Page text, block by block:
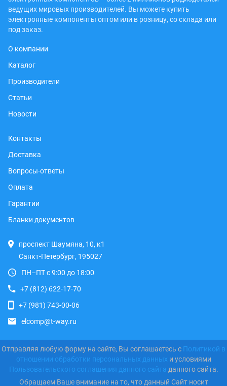
ведущих мировых производителей. Вы можете купить
электронные компоненты оптом или в розницу, со склада или
под заказ.
О компании
Каталог
Производители
Статьи
Новости
Контакты
Доставка
Вопросы-ответы
Оплата
Гарантии
Бланки документов
проспект Шаумяна, 10, к1
Санкт-Петербург, 195027
ПН–ПТ с 9:00 до 18:00
+7 (812) 622-17-70
+7 (981) 743-00-06
elcomp@t-way.ru
Отправляя любую форму на сайте, Вы соглашаетесь с Политикой в
отношении обработки персональных данных и условиями
Пользовательского соглашения данного сайта данного сайта.
Обращаем Ваше внимание на то, что данный Сайт носит